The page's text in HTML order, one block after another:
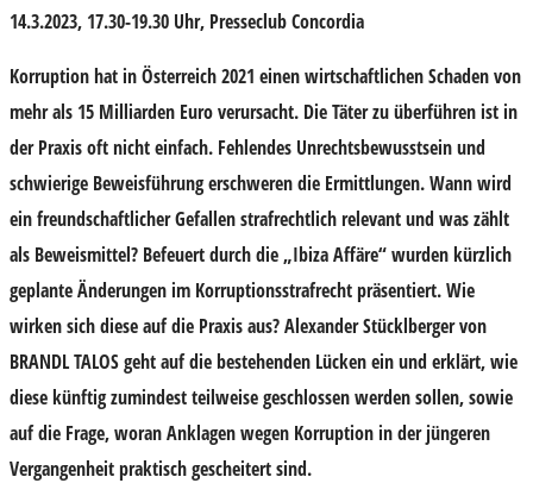
14.3.2023, 17.30-19.30 Uhr, Presseclub Concordia
Korruption hat in Österreich 2021 einen wirtschaftlichen Schaden von
mehr als 15 Milliarden Euro verursacht. Die Täter zu überführen ist in
der Praxis oft nicht einfach. Fehlendes Unrechtsbewusstsein und
schwierige Beweisführung erschweren die Ermittlungen. Wann wird
ein freundschaftlicher Gefallen strafrechtlich relevant und was zählt
als Beweismittel? Befeuert durch die „Ibiza Affäre“ wurden kürzlich
geplante Änderungen im Korruptionsstrafrecht präsentiert. Wie
wirken sich diese auf die Praxis aus?Alexander Stücklbergervon
BRANDL TALOS geht auf die bestehenden Lücken ein und erklärt, wie
diese künftig zumindest teilweise geschlossen werden sollen, sowie
auf die Frage, woran Anklagen wegen Korruption in der jüngeren
Vergangenheit praktisch gescheitert sind.